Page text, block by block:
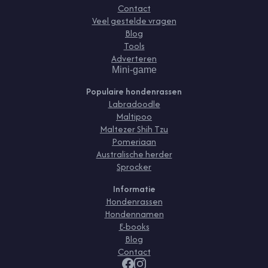
Contact
Veel gestelde vragen
Blog
Tools
Adverteren
Mini-game
Populaire hondenrassen
Labradoodle
Maltipoo
Maltezer Shih Tzu
Pomeriaan
Australische herder
Sprocker
Informatie
Hondenrassen
Hondennamen
E-books
Blog
Contact